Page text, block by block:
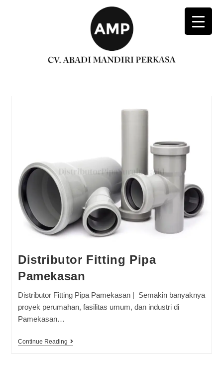
Distributor Fitting Pipa
Pamekasan
Distributor Fitting Pipa Pamekasan | Semakin banyaknya
proyek perumahan, fasilitas umum, dan industri di
Pamekasan…
Continue Reading